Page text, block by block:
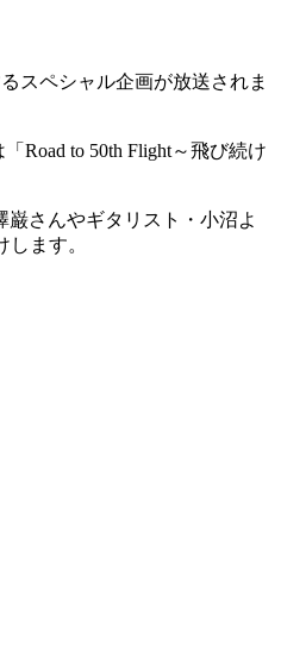
スペシャル企画が放送されま
Road to 50th Flight～飛び続け
さんやギタリスト・小沼よ
ます。